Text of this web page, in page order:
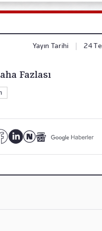
Yayın Tarihi 24
Fazlası